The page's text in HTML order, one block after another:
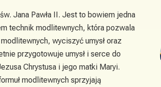
Jana Pawła II. Jest to bowiem jedna
technik modlitewnych, która pozwala
wyciszyć umysł oraz
przygotowuje umysł i serce do
Chrystusa i jego matki Maryi.
modlitewnych sprzyjają